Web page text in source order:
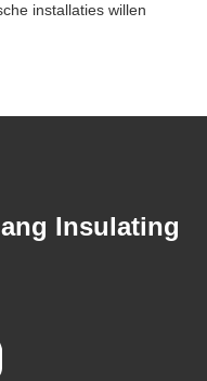
installaties willen
Insulating